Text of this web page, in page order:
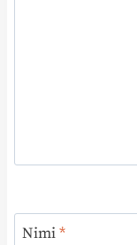
Nimi*